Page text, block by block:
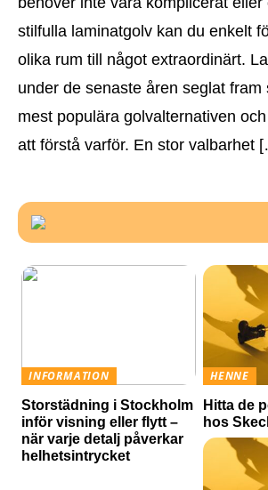
stilfulla laminatgolv kan du enkelt
olika rum till något extraordinärt.
under de senaste åren seglat fram
mest populära golvalternativen
att förstå varför. En stor valbarhet
INFORMATION
Storstädning i Stockholm
inför visning eller flytt –
när varje detalj påverkar
helhetsintrycket
HENNE
Hitta de
hos